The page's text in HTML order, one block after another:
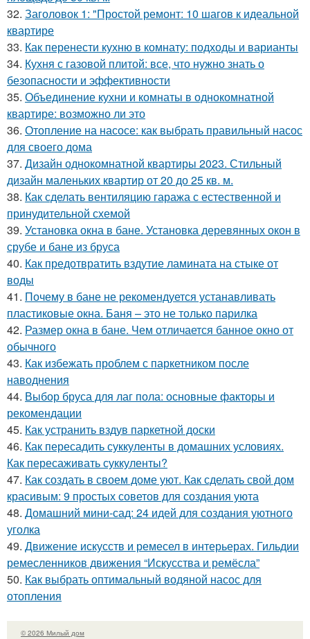
32. Заголовок 1: "Простой ремонт: 10 шагов к идеальной
квартире
33. Как перенести кухню в комнату: подходы и варианты
34. Кухня с газовой плитой: все, что нужно знать о
безопасности и эффективности
35. Объединение кухни и комнаты в однокомнатной
квартире: возможно ли это
36. Отопление на насосе: как выбрать правильный насос
для своего дома
37. Дизайн однокомнатной квартиры 2023. Стильный
дизайн маленьких квартир от 20 до 25 кв. м.
38. Как сделать вентиляцию гаража с естественной и
принудительной схемой
39. Установка окна в бане. Установка деревянных окон в
срубе и бане из бруса
40. Как предотвратить вздутие ламината на стыке от
воды
41. Почему в бане не рекомендуется устанавливать
пластиковые окна. Баня – это не только парилка
42. Размер окна в бане. Чем отличается банное окно от
обычного
43. Как избежать проблем с паркетником после
наводнения
44. Выбор бруса для лаг пола: основные факторы и
рекомендации
45. Как устранить вздув паркетной доски
46. Как пересадить суккуленты в домашних условиях.
Как пересаживать суккуленты?
47. Как создать в своем доме уют. Как сделать свой дом
красивым: 9 простых советов для создания уюта
48. Домашний мини-сад: 24 идей для создания уютного
уголка
49. Движение искусств и ремесел в интерьерах. Гильдии
ремесленников движения “Искусства и ремёсла”
50. Как выбрать оптимальный водяной насос для
отопления
© 2026 Милый дом